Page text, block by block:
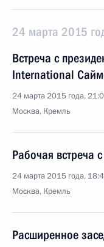
24 марта 2015
Встреча с
International
24 марта 2015 года,
Москва, Кремль
Рабочая встреча
24 марта 2015 года,
Москва, Кремль
Расширенное